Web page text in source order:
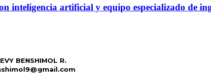
inteligencia artificial y equipo especializado de
BENSHIMOL R.